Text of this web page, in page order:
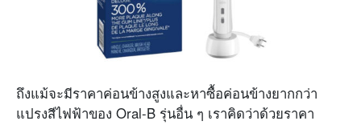
ถึงแม้จะมีราคาค่อนข้างสูงและหาซื้อค่อนข้างยากกว่า
แปรงสีไฟฟ้าของ Oral-B รุ่นอื่น ๆ เราคิดว่าด้วยราคา